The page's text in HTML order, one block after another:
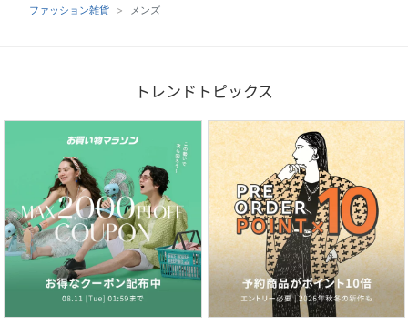
ファッション雑貨
メンズ
トレンドトピックス